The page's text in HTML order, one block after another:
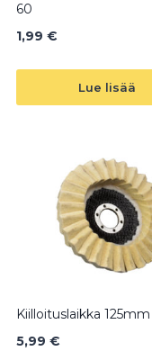
60
1,99 €
Lue lisää
Kiilloituslaikka 125mm
5,99 €